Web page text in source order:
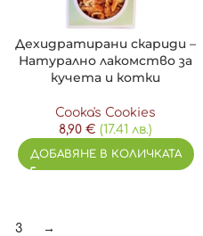
Дехидратирани скариди –
Натурално лакомство за
кучета и котки
Cooka's Cookies
8,90 € (17.41 лв.)
ДОБАВЯНЕ В КОЛИЧКАТА
3 →